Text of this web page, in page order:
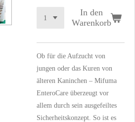
In den
Warenkorb
Ob für die Aufzucht von
jungen oder das Kuren von
älteren Kaninchen – Mifuma
EnteroCare überzeugt vor
allem durch sein ausgefeiltes
Sicherheitskonzept. So ist es